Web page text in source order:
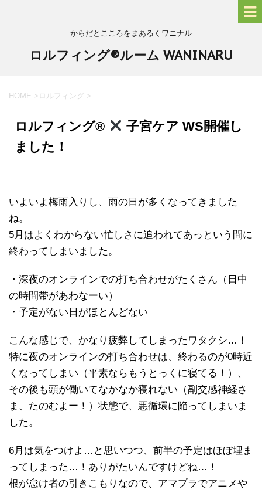
からだとこころをまあるくワニナル
ロルフィング®ルーム WANINARU
HOME > ロルフィング >
ロルフィング®︎
子宮ケア WS開催し
ました！
いよいよ梅雨入りし、雨の日が多くなってきました
ね。
5月はよくわからない忙しさに追われてあっという間に
終わってしまいました。
・深夜のオンラインでの打ち合わせがたくさん（日中
の時間帯があわなーい）
・予定がない日がほとんどない
こんな感じで、かなり疲弊してしまったワタクシ…！
特に夜のオンラインの打ち合わせは、終わるのが0時近
くなってしまい（平素ならもうとっくに寝てる！）、
その後も頭が働いてなかなか寝れない（副交感神経さ
ま、たのむよー！）状態で、悪循環に陥ってしまいま
した。
6月は気をつけよ…と思いつつ、前半の予定はほぼ埋ま
ってしまった…！ありがたいんですけどね…！
根が怠け者の引きこもりなので、アマプラでアニメや